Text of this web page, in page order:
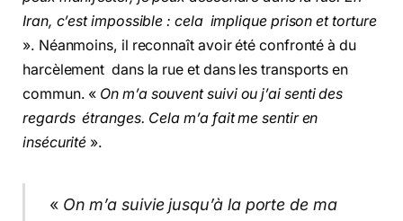
Iran, c’est impossible : cela implique prison et torture
». Néanmoins, il reconnaît avoir été confronté à du
harcèlement dans la rue et dans les transports en
commun. « On m’a souvent suivi ou j’ai senti des
regards étranges. Cela m’a fait me sentir en
insécurité ».
« On m’a suivie jusqu’à la porte de ma